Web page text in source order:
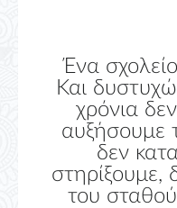
Ένα σχολείο σύμβολο κλείνει.
Και
χρόνια
αυξήσουμε
δεν
στηρίξουμε,
του